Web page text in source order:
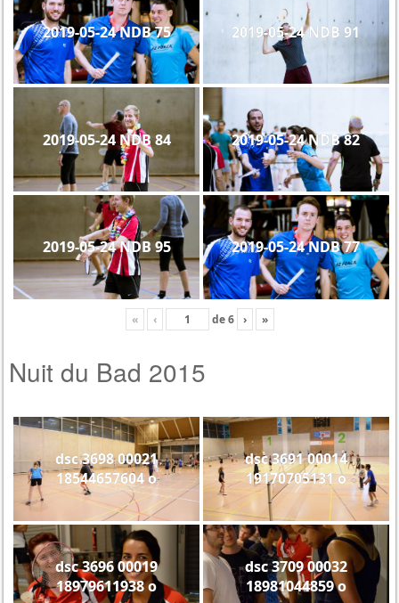
2019-05-24 NDB 75 2019-05-24 NDB 91
2019-05-24 NDB 84 2019-05-24 NDB 82
2019-05-24 NDB 95 2019-05-24 NDB 77
« ‹ de6 › »
Nuit du Bad 2015
dsc 3698 00021
18544657604 o
dsc 3691 00014
19170705131 o
dsc 3696 00019
18979611938 o
dsc 3709 00032
18981044859 o